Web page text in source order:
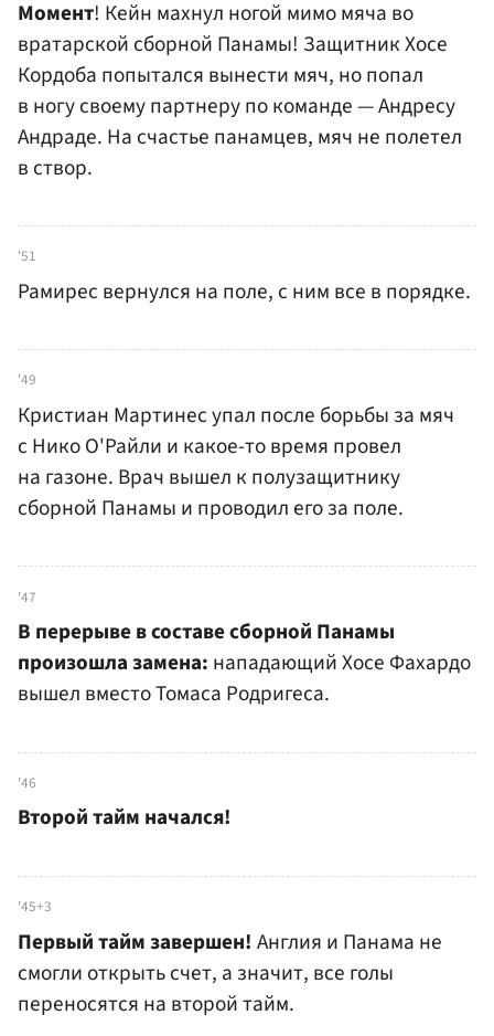
Момент! Кейн махнул ногой мимо мяча во
вратарской сборной Панамы! Защитник Хосе
Кордоба попытался вынести мяч, но попал
в ногу своему партнеру по команде — Андресу
Андраде. На счастье панамцев, мяч не полетел
в створ.
'51
Рамирес вернулся на поле, с ним все в порядке.
'49
Кристиан Мартинес упал после борьбы за мяч
с Нико О'Райли и какое-то время провел
на газоне. Врач вышел к полузащитнику
сборной Панамы и проводил его за поле.
'47
В перерыве в составе сборной Панамы
произошла замена: нападающий Хосе Фахардо
вышел вместо Томаса Родригеса.
'46
Второй тайм начался!
'45+3
Первый тайм завершен! Англия и Панама не
смогли открыть счет, а значит, все голы
переносятся на второй тайм.